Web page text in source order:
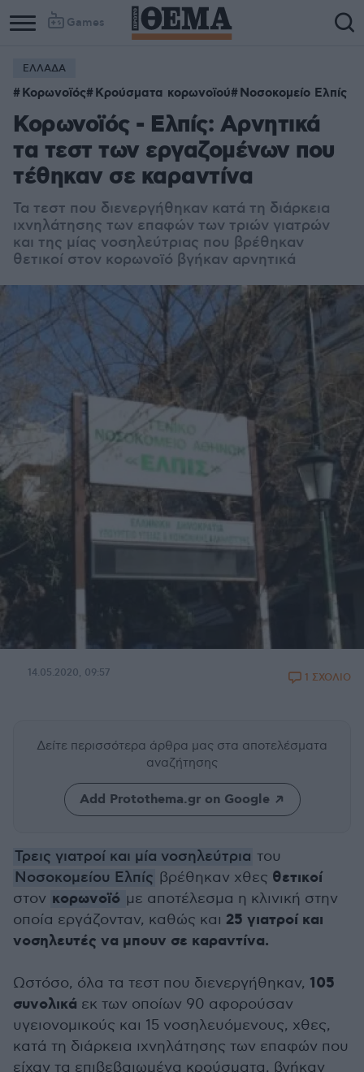
Games
ΕΛΛΑΔΑ
Κορωνοϊός Κρούσματα κορωνοϊού Νοσοκομείο Ελπίς
Κορωνοϊός - Ελπίς: Αρνητικά
τα τεστ των εργαζομένων που
τέθηκαν σε καραντίνα
Τα τεστ που διενεργήθηκαν κατά τη διάρκεια
ιχνηλάτησης των επαφών των τριών γιατρών
και της μίας νοσηλεύτριας που βρέθηκαν
θετικοί στον κορωνοϊό βγήκαν αρνητικά
14.05.2020, 09:57 1 ΣΧΟΛΙΟ
Δείτε περισσότερα άρθρα μας στα αποτελέσματα
αναζήτησης
Add Protothema.gr on Google
Τρεις γιατροί και μία νοσηλεύτρια του
Νοσοκομείου Ελπίς βρέθηκαν χθες θετικοί
στον κορωνοϊό με αποτέλεσμα η κλινική στην
οποία εργάζονταν, καθώς και 25 γιατροί και
νοσηλευτές να μπουν σε καραντίνα.
Ωστόσο, όλα τα τεστ που διενεργήθηκαν, 105
συνολικά εκ των οποίων 90 αφορούσαν
υγειονομικούς και 15 νοσηλευόμενους, χθες,
κατά τη διάρκεια ιχνηλάτησης των επαφών που
είχαν τα επιβεβαιωμένα κρούσματα, βγήκαν